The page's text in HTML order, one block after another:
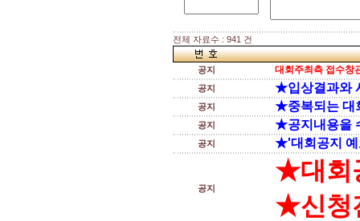
전체 자료수 : 941 건
공지 대회주최측 접수창
공지 ★입상결과와
공지 ★중복되는 대
공지 ★공지내용을
공지 ★'대회공지 예
공지
★대회
★신청